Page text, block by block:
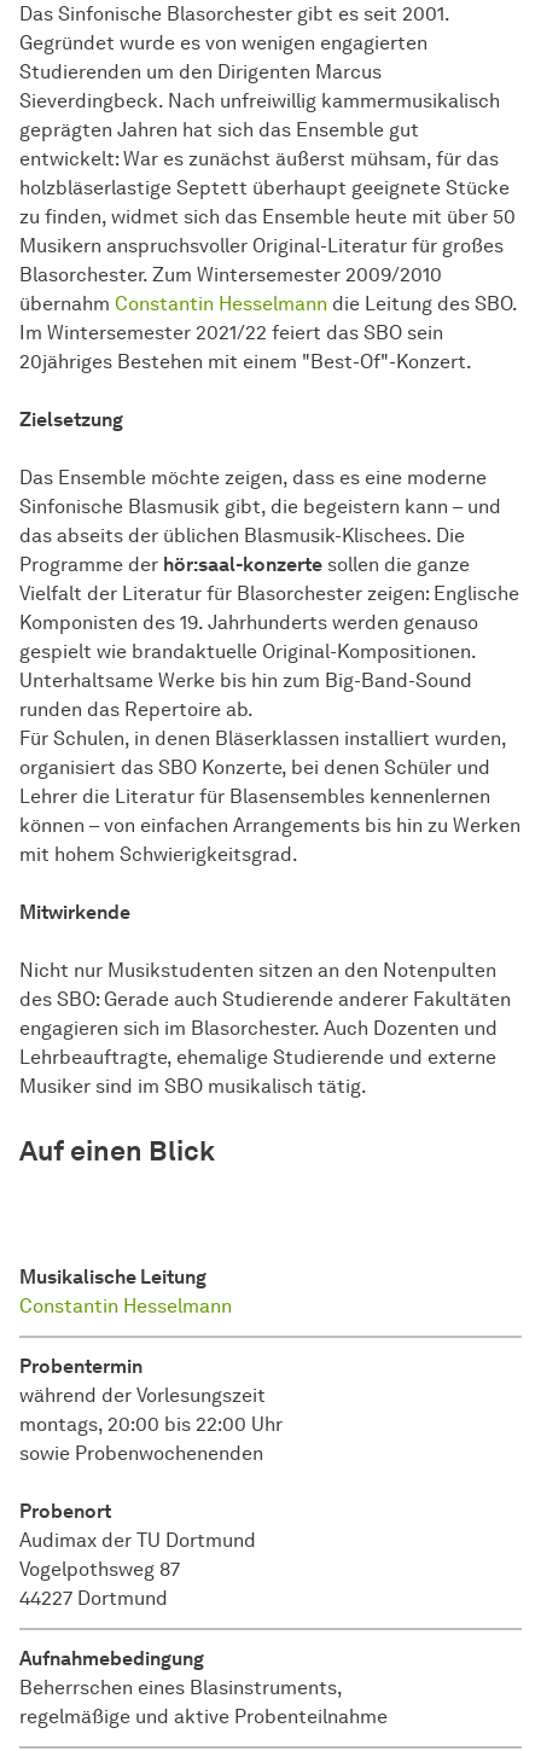
Das Sinfonische Blasorchester gibt es seit 2001.
Gegründet wurde es von wenigen engagierten
Studierenden um den Dirigenten Marcus
Sieverdingbeck. Nach unfreiwillig kammermusikalisch
geprägten Jahren hat sich das Ensemble gut
entwickelt: War es zunächst äußerst mühsam, für das
holzbläserlastige Septett überhaupt geeignete Stücke
zu finden, widmet sich das Ensemble heute mit über 50
Musikern anspruchsvoller Original-Literatur für großes
Blasorchester. Zum Wintersemester 2009/2010
übernahm Constantin Hesselmann die Leitung des SBO.
Im Wintersemester 2021/22 feiert das SBO sein
20jähriges Bestehen mit einem "Best-Of"-Konzert.
Zielsetzung
Das Ensemble möchte zeigen, dass es eine moderne
Sinfonische Blasmusik gibt, die begeistern kann – und
das abseits der üblichen Blasmusik-Klischees. Die
Programme der hör:saal-konzerte sollen die ganze
Vielfalt der Literatur für Blasorchester zeigen: Englische
Komponisten des 19. Jahrhunderts werden genauso
gespielt wie brandaktuelle Original-Kompositionen.
Unterhaltsame Werke bis hin zum Big-Band-Sound
runden das Repertoire ab.
Für Schulen, in denen Bläserklassen installiert wurden,
organisiert das SBO Konzerte, bei denen Schüler und
Lehrer die Literatur für Blasensembles kennenlernen
können – von einfachen Arrangements bis hin zu Werken
mit hohem Schwierigkeitsgrad.
Mitwirkende
Nicht nur Musikstudenten sitzen an den Notenpulten
des SBO: Gerade auch Studierende anderer Fakultäten
engagieren sich im Blasorchester. Auch Dozenten und
Lehrbeauftragte, ehemalige Studierende und externe
Musiker sind im SBO musikalisch tätig.
Auf einen Blick
Musikalische Leitung
Constantin Hesselmann
Probentermin
während der Vorlesungszeit
montags, 20:00 bis 22:00 Uhr
sowie Probenwochenenden
Probenort
Audimax der TU Dortmund
Vogelpothsweg 87
44227 Dortmund
Aufnahmebedingung
Beherrschen eines Blasinstruments,
regelmäßige und aktive Probenteilnahme